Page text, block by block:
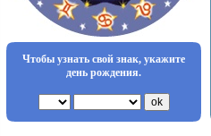
Чтобы узнать свой знак, укажите
день рождения.